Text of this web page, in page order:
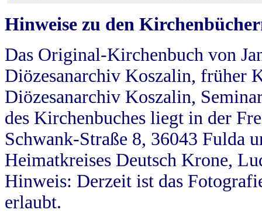
Hinweise zu den
Das Original-Kirchenbuch von
Diözesanarchiv Koszalin, früher
Diözesanarchiv Koszalin,
des Kirchenbuches liegt in der
Schwank-Straße 8, 36043 Fulda
Heimatkreises Deutsch Krone,
Hinweis: Derzeit ist das
erlaubt.